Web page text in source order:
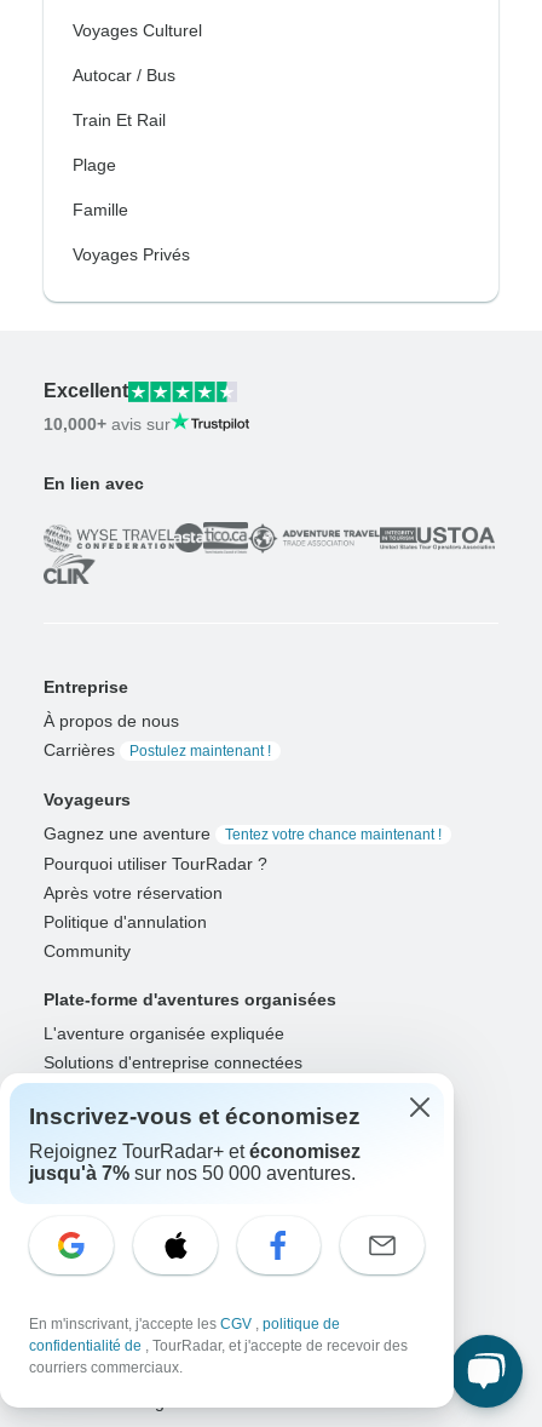
Voyages Culturel
Autocar / Bus
Train Et Rail
Plage
Famille
Voyages Privés
Excellent
10,000+ avis sur
En lien avec
Entreprise
À propos de nous
Carrières
Postulez maintenant !
Voyageurs
Gagnez une aventure
Tentez votre chance maintenant !
Pourquoi utiliser TourRadar ?
Après votre réservation
Politique d'annulation
Community
Plate-forme d'aventures organisées
L'aventure organisée expliquée
Solutions d'entreprise connectées
Voyagistes
Développer une entreprise prospère
Solutions de paiement
Optimiser les réservations directes
Connexion du voyagiste
Guide de l'année
Inscription de guide
Inscrivez-vous et économisez
Rejoignez TourRadar+ etéconomisez
jusqu'à 7% sur nos 50 000 aventures.
En m'inscrivant, j'accepte les CGV , politique de
confidentialité de , TourRadar, et j'accepte de recevoir des
courriers commerciaux.